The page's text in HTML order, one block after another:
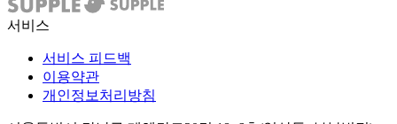
서비스
서비스 피드백
이용약관
개인정보처리방침